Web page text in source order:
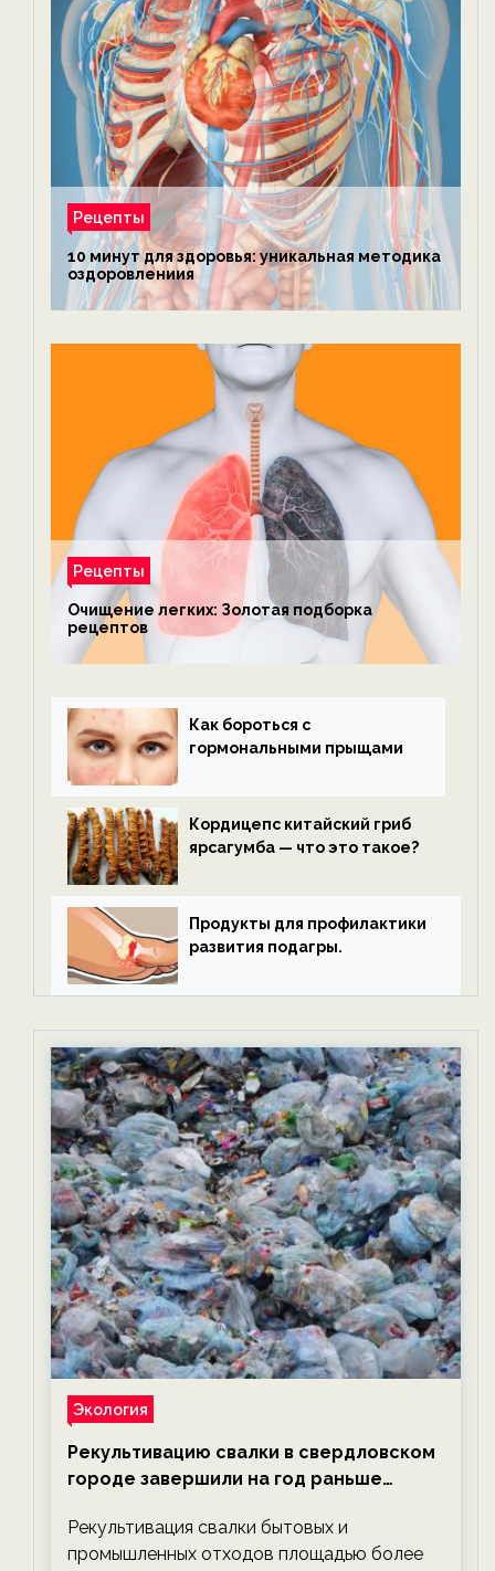
Рецепты
10 минут для здоровья: уникальная методика
оздоровлениия
Рецепты
Очищение легких: Золотая подборка
рецептов
Как бороться с
гормональными прыщами
Кордицепс китайский гриб
ярсагумба — что это такое?
Продукты для профилактики
развития подагры.
Экология
Рекультивацию свалки в свердловском
городе завершили на год раньше
экологии на ECOportal
Рекультивация свалки бытовых и
промышленных отходов площадью более